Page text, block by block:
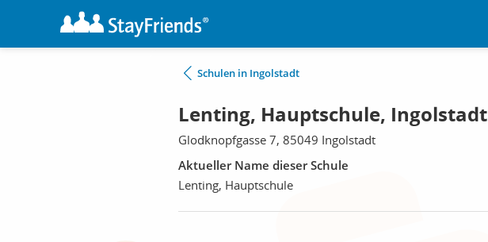
Schulen in Ingolstadt
Lenting, Hauptschule, Ingolstadt
Glodknopfgasse 7, 85049 Ingolstadt
Aktueller Name dieser Schule
Lenting, Hauptschule